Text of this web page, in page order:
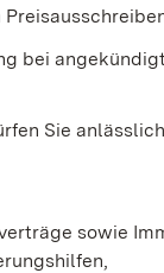
bei
Sie
sowie